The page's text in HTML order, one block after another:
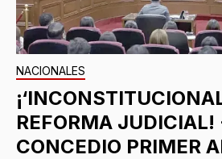
NACIONALES
REFORMA JUDICIAL!
CONCEDIO PRIMER